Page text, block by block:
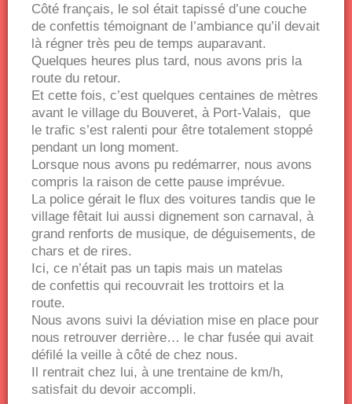
Côté français, le sol était tapissé d’une couche
de confettis témoignant de l’ambiance qu’il devait
là régner très peu de temps auparavant.
Quelques heures plus tard, nous avons pris la
route du retour.
Et cette fois, c’est quelques centaines de mètres
avant le village du Bouveret, à Port-Valais, que
le trafic s’est ralenti pour être totalement stoppé
pendant un long moment.
Lorsque nous avons pu redémarrer, nous avons
compris la raison de cette pause imprévue.
La police gérait le flux des voitures tandis que le
village fêtait lui aussi dignement son carnaval, à
grand renforts de musique, de déguisements, de
chars et de rires.
Ici, ce n’était pas un tapis mais un matelas
de confettis qui recouvrait les trottoirs et la
route.
Nous avons suivi la déviation mise en place pour
nous retrouver derrière… le char fusée qui avait
défilé la veille à côté de chez nous.
Il rentrait chez lui, à une trentaine de km/h,
satisfait du devoir accompli.